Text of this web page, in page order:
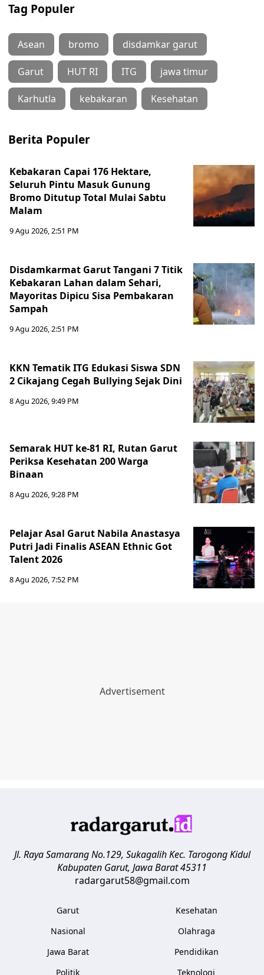
Tag Populer
Asean bromo disdamkar garut
Garut HUT RI ITG jawa timur
Karhutla kebakaran Kesehatan
Berita Populer
Kebakaran Capai 176 Hektare,
Seluruh Pintu Masuk Gunung
Bromo Ditutup Total Mulai Sabtu
Malam
9 Agu 2026, 2:51 PM
Disdamkarmat Garut Tangani 7 Titik
Kebakaran Lahan dalam Sehari,
Mayoritas Dipicu Sisa Pembakaran
Sampah
9 Agu 2026, 2:51 PM
KKN Tematik ITG Edukasi Siswa SDN
2 Cikajang Cegah Bullying Sejak Dini
8 Agu 2026, 9:49 PM
Semarak HUT ke-81 RI, Rutan Garut
Periksa Kesehatan 200 Warga
Binaan
8 Agu 2026, 9:28 PM
Pelajar Asal Garut Nabila Anastasya
Putri Jadi Finalis ASEAN Ethnic Got
Talent 2026
8 Agu 2026, 7:52 PM
Jl. Raya Samarang No.129, Sukagalih Kec. Tarogong Kidul
Kabupaten Garut, Jawa Barat45311
radargarut58@gmail.com
Garut
Nasional
Jawa Barat
Politik
Kesehatan
Olahraga
Pendidikan
Teknologi